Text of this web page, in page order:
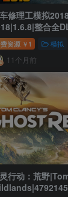
修理工模拟
整合全
资源 ￥ 1 模拟
11个月前
行动：荒野